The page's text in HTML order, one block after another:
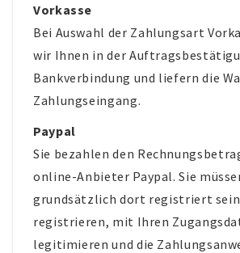
Vorkasse
Bei Auswahl der Zahlungsart
wir Ihnen in der
Bankverbindung und liefern die
Zahlungseingang.
Paypal
Sie bezahlen den
online-Anbieter Paypal. Sie
grundsätzlich dort registriert sein
registrieren, mit Ihren
legitimieren und die